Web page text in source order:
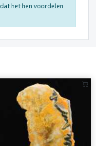
het hen voordelen